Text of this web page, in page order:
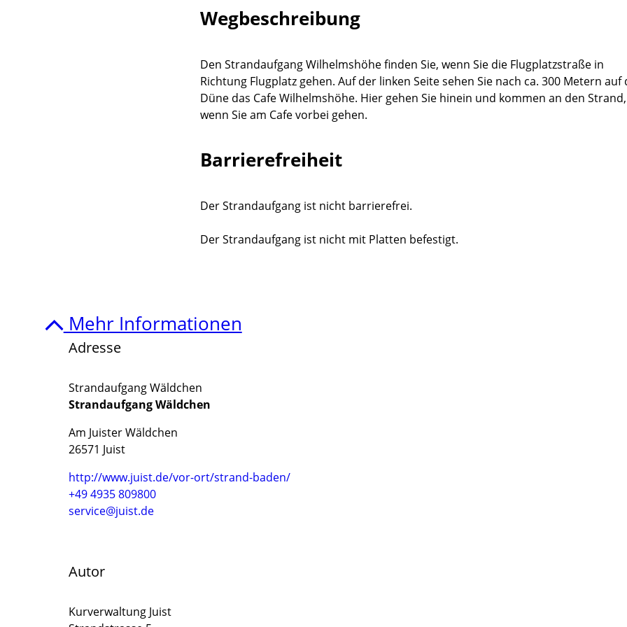
Wegbeschreibung
Den Strandaufgang Wilhelmshöhe finden Sie, wenn Sie die Flugplatzstraße in
Richtung Flugplatz gehen. Auf der linken Seite sehen Sie nach ca. 300 Metern auf
Düne das Cafe Wilhelmshöhe. Hier gehen Sie hinein und kommen an den Strand,
wenn Sie am Cafe vorbei gehen.
Barrierefreiheit
Der Strandaufgang ist nicht barrierefrei.
Der Strandaufgang ist nicht mit Platten befestigt.
Mehr Informationen
Adresse
Strandaufgang Wäldchen
Strandaufgang Wäldchen
Am Juister Wäldchen
26571 Juist
http://www.juist.de/vor-ort/strand-baden/
+49 4935 809800
service@juist.de
Autor
Kurverwaltung Juist